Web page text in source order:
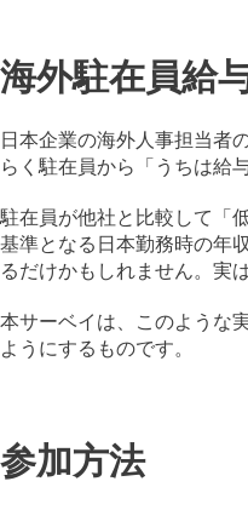
海外駐在員給
日本企業の海外人事担当者
らく駐在員から「うちは給
駐在員が他社と比較して「
基準となる日本勤務時の年
るだけかもしれません。実
本サーベイは、このような
ようにするものです。​
参加方法